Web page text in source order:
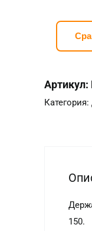
Артикул:
Категория:
150.